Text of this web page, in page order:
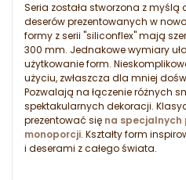
Seria została stworzona z myślą
deserów prezentowanych w
formy z serii "siliconflex" mają
300 mm. Jednakowe wymiary
użytkowanie form.
użyciu, zwłaszcza dla mniej
Pozwalają na łączenie różnych
spektakularnych dekoracji.
prezentować się na specjalnych
monoporcji. Kształty form
i deserami z całego świata.